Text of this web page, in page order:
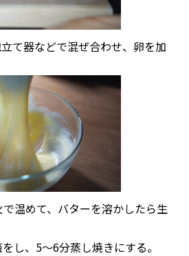
て器などで混ぜ合わせ、卵を加
温めて、バターを溶かしたら生
し、5〜6分蒸し焼きにする。